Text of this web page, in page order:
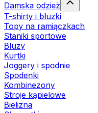
Damska odzież
T-shirty i bluzki
Topy na ramiączkach
Staniki sportowe
Bluzy
Kurtki
Joggery i spodnie
Spodenki
Kombinezony
Stroje kąpielowe
Bielizna